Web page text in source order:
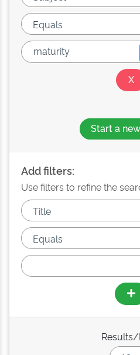
Start a
Add filters:
Use filters to refine the